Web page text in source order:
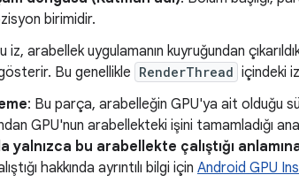
birimidir.
iz, arabellek uygulamanın kuyruğundan
Bu genellikle RenderThread içindeki
: Bu parça, arabelleğin GPU'ya ait olduğu
GPU'nun arabellekteki işini tamamladığı
yalnızca bu arabellekte çalıştığı
hakkında ayrıntılı bilgi için Android GPU